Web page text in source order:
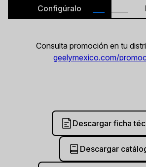
Configúralo
Consulta promoción en tu
geelymexico.com/
Descargar ficha
Descargar